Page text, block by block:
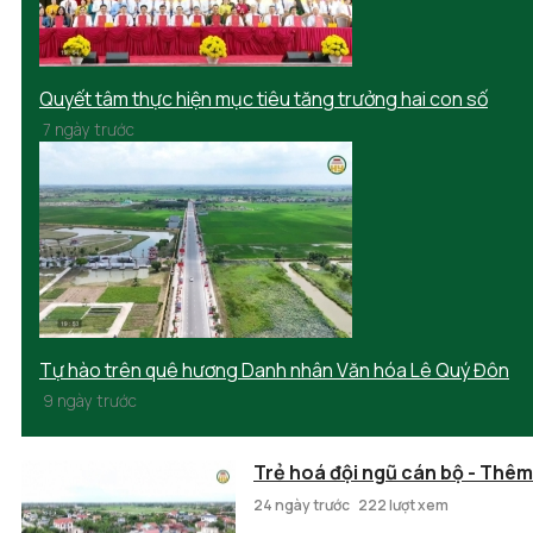
Quyết tâm thực hiện mục tiêu tăng trưởng hai con số
7 ngày trước
Tự hào trên quê hương Danh nhân Văn hóa Lê Quý Đôn
9 ngày trước
Trẻ hoá đội ngũ cán bộ -
24 ngày trước 222 lượt xem